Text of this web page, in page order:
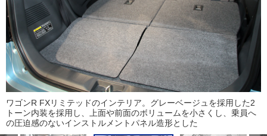
ワゴンR FXリミテッドのインテリア。グレーベージュを採用した2
トーン内装を採用し、上面や前面のボリュームを小さくし、乗員へ
の圧迫感のないインストルメントパネル造形とした